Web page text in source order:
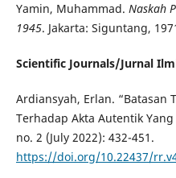
Yamin, Muhammad. Naskah
1945. Jakarta: Siguntang,
Scientific Journals/Jurnal
Ardiansyah, Erlan. “Batasan
Terhadap Akta Autentik
no. 2 (July 2022): 432-451.
https://doi.org/10.22437/